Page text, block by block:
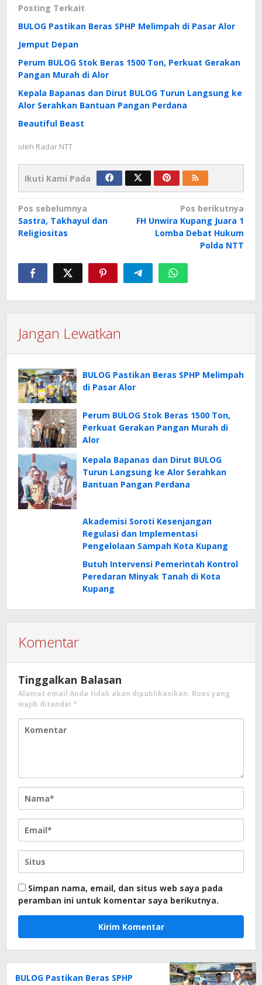
Posting Terkait
BULOG Pastikan Beras SPHP Melimpah di Pasar Alor
Jemput Depan
Perum BULOG Stok Beras 1500 Ton, Perkuat Gerakan
Pangan Murah di Alor
Kepala Bapanas dan Dirut BULOG Turun Langsung ke
Alor Serahkan Bantuan Pangan Perdana
Beautiful Beast
oleh Radar NTT
Ikuti Kami Pada
Navigasi
pos
Pos sebelumnya
Sastra, Takhayul dan
Religiositas
Pos berikutnya
FH Unwira Kupang Juara 1
Lomba Debat Hukum
Polda NTT
Jangan Lewatkan
BULOG Pastikan Beras SPHP Melimpah
di Pasar Alor
Perum BULOG Stok Beras 1500 Ton,
Perkuat Gerakan Pangan Murah di
Alor
Kepala Bapanas dan Dirut BULOG
Turun Langsung ke Alor Serahkan
Bantuan Pangan Perdana
Akademisi Soroti Kesenjangan
Regulasi dan Implementasi
Pengelolaan Sampah Kota Kupang
Butuh Intervensi Pemerintah Kontrol
Peredaran Minyak Tanah di Kota
Kupang
Komentar
Tinggalkan Balasan
Alamat email Anda tidak akan dipublikasikan. Ruas yang
wajib ditandai *
Simpan nama, email, dan situs web saya pada
peramban ini untuk komentar saya berikutnya.
BULOG Pastikan Beras SPHP